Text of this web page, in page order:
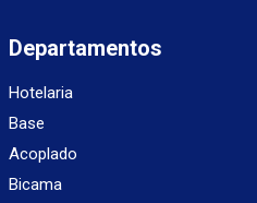
Departamentos
Hotelaria
Base
Acoplado
Bicama